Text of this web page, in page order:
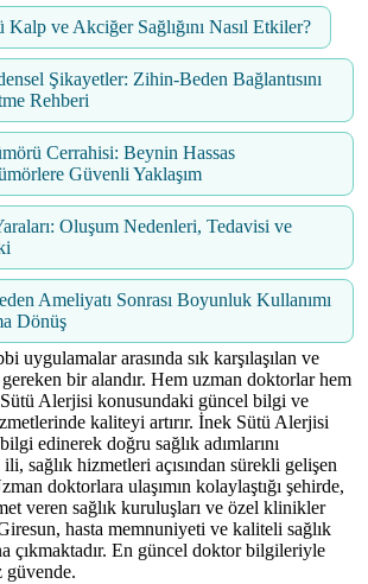
Kalp ve Akciğer Sağlığını Nasıl Etkiler?
Şikayetler: Zihin-Beden Bağlantısını
Rehberi
Cerrahisi: Beynin Hassas
Güvenli Yaklaşım
Oluşum Nedenleri, Tedavisi ve
Ameliyatı Sonrası Boyunluk Kullanımı
Dönüş
uygulamalar arasında sık karşılaşılan ve
gereken bir alandır. Hem uzman doktorlar hem
Alerjisi konusundaki güncel bilgi ve
kaliteyi artırır. İnek Sütü Alerjisi
edinerek doğru sağlık adımlarını
sağlık hizmetleri açısından sürekli gelişen
doktorlara ulaşımın kolaylaştığı şehirde,
veren sağlık kuruluşları ve özel klinikler
hasta memnuniyeti ve kaliteli sağlık
çıkmaktadır. En güncel doktor bilgileriyle
güvende.